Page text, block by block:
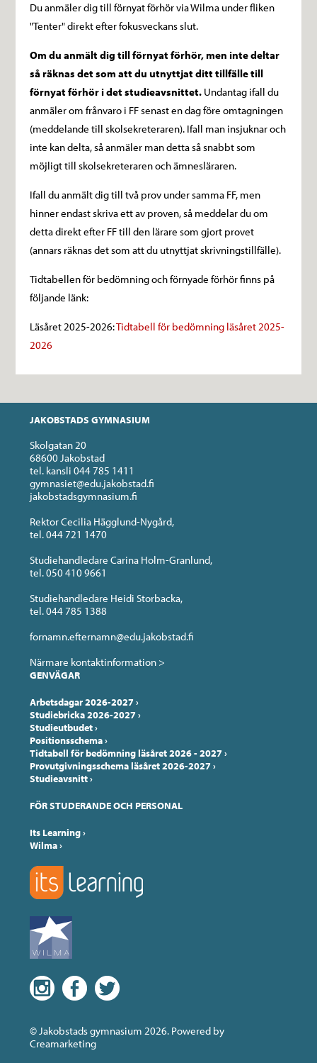
Du anmäler dig till förnyat förhör via Wilma under fliken
"Tenter" direkt efter fokusveckans slut.
Om du anmält dig till förnyat förhör, men inte deltar
så räknas det som att du utnyttjat ditt tillfälle till
förnyat förhör i det studieavsnittet. Undantag ifall du
anmäler om frånvaro i FF senast en dag före omtagningen
(meddelande till skolsekreteraren). Ifall man insjuknar och
inte kan delta, så anmäler man detta så snabbt som
möjligt till skolsekreteraren och ämnesläraren.
Ifall du anmält dig till två prov under samma FF, men
hinner endast skriva ett av proven, så meddelar du om
detta direkt efter FF till den lärare som gjort provet
(annars räknas det som att du utnyttjat skrivningstillfälle).
Tidtabellen för bedömning och förnyade förhör finns på
följande länk:
Läsåret 2025-2026:Tidtabell för bedömning läsåret 2025-
2026
JAKOBSTADS GYMNASIUM
Skolgatan 20
68600 Jakobstad
tel. kansli 044 785 1411
gymnasiet@edu.jakobstad.fi
jakobstadsgymnasium.fi
Rektor Cecilia Hägglund-Nygård,
tel. 044 721 1470
Studiehandledare Carina Holm-Granlund,
tel. 050 410 9661
Studiehandledare Heidi Storbacka,
tel. 044 785 1388
fornamn.efternamn@edu.jakobstad.fi
Närmare kontaktinformation >
GENVÄGAR
Arbetsdagar 2026-2027›
Studiebricka 2026-2027›
Studieutbudet›
Positionsschema›
Tidtabell för bedömning läsåret 2026 - 2027›
Provutgivningsschema läsåret 2026-2027›
Studieavsnitt›
FÖR STUDERANDE OCH PERSONAL
Its Learning›
Wilma›
© Jakobstads gymnasium 2026. Powered by
Creamarketing